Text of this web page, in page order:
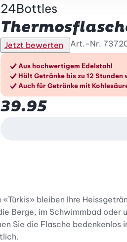
24Bottles
Jetzt bewerten Art.-Nr.
Die Vorteile
Aus hochwertigem Edelstahl
Hält Getränke bis zu 12 Stunden
Auch für Getränke mit
39.95
bleiben Ihre
Berge, im Schwimmbad
Sie die Flasche